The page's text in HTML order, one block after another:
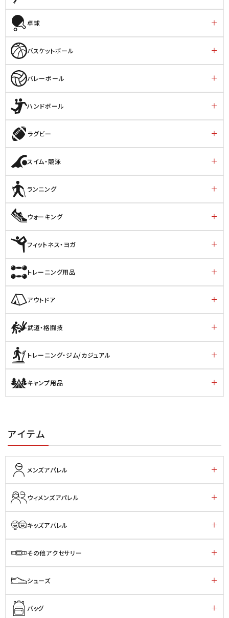
卓球
バスケットボール
バレーボール
ハンドボール
ラグビー
スイム・競泳
ランニング
ウォーキング
フィットネス・ヨガ
トレーニング用品
アウトドア
武道・格闘技
トレーニング・ジム/カジュアル
キャンプ用品
アイテム
メンズアパレル
ウィメンズアパレル
キッズアパレル
その他アクセサリー
シューズ
バッグ